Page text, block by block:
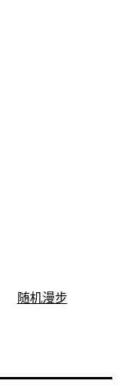
随机漫步